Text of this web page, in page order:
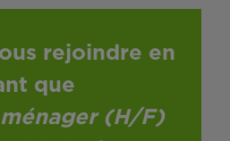
rejoindre en
que
(H/F)